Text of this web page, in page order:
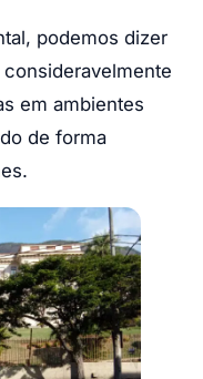
podemos dizer
em ambientes
de forma